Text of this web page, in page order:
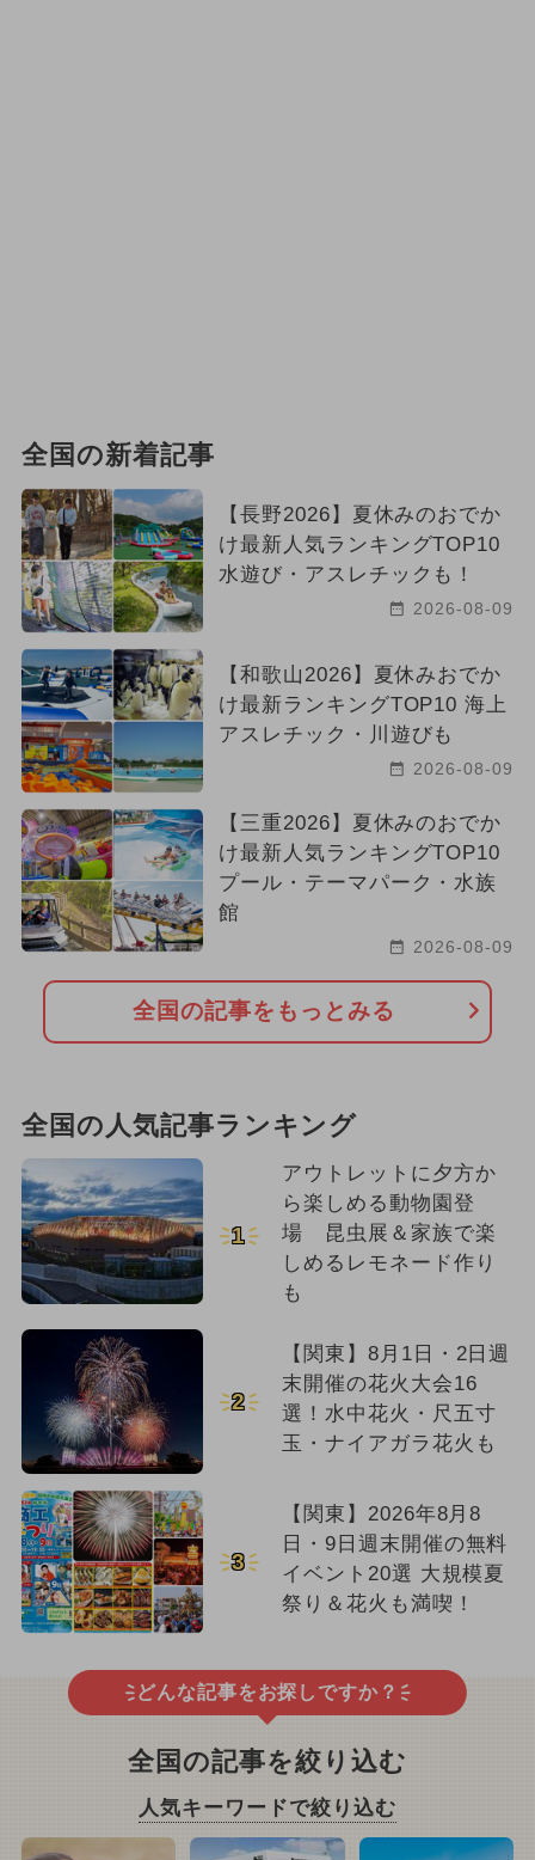
全国の新着記事
【長野2026】夏休みのおでか
け最新人気ランキングTOP10
水遊び・アスレチックも！
2026-08-09
【和歌山2026】夏休みおでか
け最新ランキングTOP10 海上
アスレチック・川遊びも
2026-08-09
【三重2026】夏休みのおでか
け最新人気ランキングTOP10
プール・テーマパーク・水族
館
2026-08-09
全国の記事をもっとみる
全国の人気記事ランキング
1
アウトレットに夕方か
ら楽しめる動物園登
場 昆虫展＆家族で楽
しめるレモネード作り
も
2
【関東】8月1日・2日週
末開催の花火大会16
選！水中花火・尺五寸
玉・ナイアガラ花火も
3
【関東】2026年8月8
日・9日週末開催の無料
イベント20選 大規模夏
祭り＆花火も満喫！
どんな記事をお探しですか？
全国の記事を絞り込む
人気キーワードで絞り込む